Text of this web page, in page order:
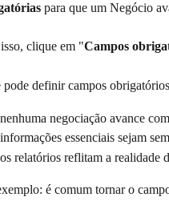
para que um Negócio
clique em "Campos
pode definir campos
nenhuma negociação avance
informações essenciais sejam
os relatórios reflitam a realidade
é comum tornar o